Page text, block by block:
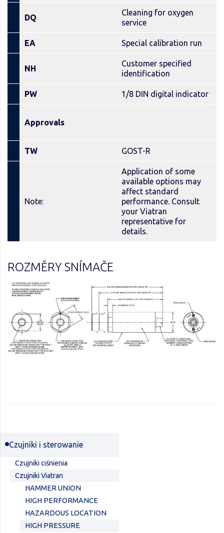
DQ
Cleaning for oxygen
service
EA Special calibration run
NH
Customer specified
identification
PW 1/8 DIN digital indicator
Approvals
TW GOST-R
Note:
Application of some
available options may
affect standard
performance. Consult
your Viatran
representative for
details.
ROZMĚRY SNÍMAČE
Czujniki i sterowanie
Czujniki ciśnienia
Czujniki Viatran
HAMMER UNION
HIGH PERFORMANCE
HAZARDOUS LOCATION
HIGH PRESSURE